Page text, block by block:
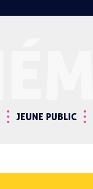
JEUNE PUBLIC